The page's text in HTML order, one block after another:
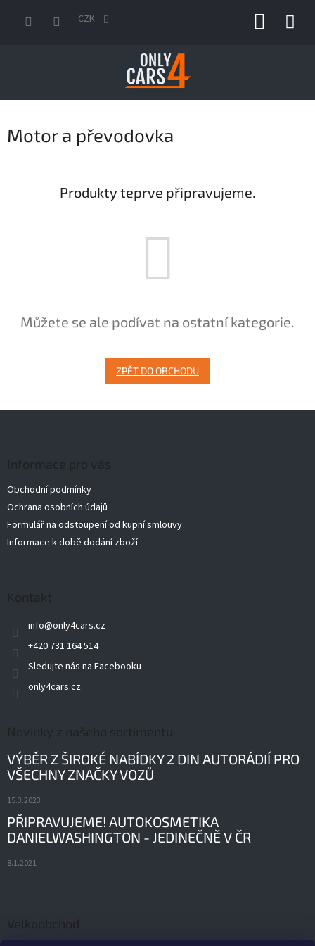
CZK
Motor a převodovka
Produkty teprve připravujeme.
Můžete se ale podívat na ostatní kategorie.
ZPĚT DO OBCHODU
Informace pro vás
Obchodní podmínky
Ochrana osobních údajů
Formulář na odstoupení od kupní smlouvy
Informace k době dodání zboží
Kontakt
info@only4cars.cz
+420 731 164 514
Sledujte nás na Facebooku
only4cars.cz
Novinky z našeho sortimentu
VÝBĚR Z ŠIROKÉ NABÍDKY 2 DIN AUTORÁDIÍ PRO
VŠECHNY ZNAČKY VOZŮ
15.3.2023
PŘIPRAVUJEME! AUTOKOSMETIKA
DANIELWASHINGTON - JEDINEČNĚ V ČR
8.1.2021
Velkoobchod